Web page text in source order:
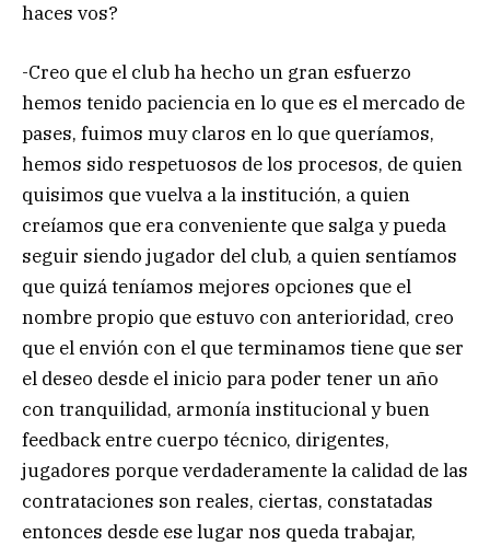
haces vos?
-Creo que el club ha hecho un gran esfuerzo
hemos tenido paciencia en lo que es el mercado de
pases, fuimos muy claros en lo que queríamos,
hemos sido respetuosos de los procesos, de quien
quisimos que vuelva a la institución, a quien
creíamos que era conveniente que salga y pueda
seguir siendo jugador del club, a quien sentíamos
que quizá teníamos mejores opciones que el
nombre propio que estuvo con anterioridad, creo
que el envión con el que terminamos tiene que ser
el deseo desde el inicio para poder tener un año
con tranquilidad, armonía institucional y buen
feedback entre cuerpo técnico, dirigentes,
jugadores porque verdaderamente la calidad de las
contrataciones son reales, ciertas, constatadas
entonces desde ese lugar nos queda trabajar,